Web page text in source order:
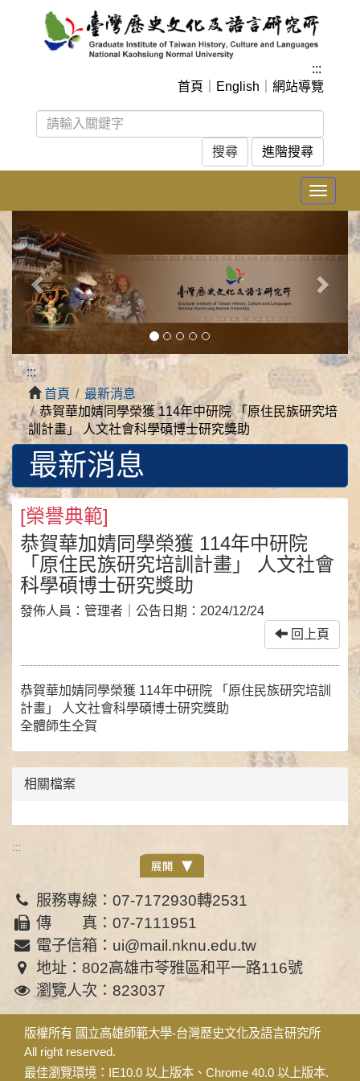
:::
首頁
English 網站導覽
進階搜尋
Toggle
上
一
張
一
張
:::
首頁
最新消息
恭賀華加婧同學榮獲 114年中研院 「原住民族研究培
訓計畫」 人文社會科學碩博士研究獎助
最新消息
[榮譽典範]
恭賀華加婧同學榮獲 114年中研院
「原住民族研究培訓計畫」 人文社會
科學碩博士研究獎助
發佈人員： 管理者 ｜公告日期： 2024/12/24
回上頁
恭賀華加婧同學榮獲 114年中研院 「原住民族研究培訓
計畫」 人文社會科學碩博士研究獎助
全體師生仝賀
相關檔案
:::
服務專線：07-7172930轉2531
傳 真：07-7111951
電子信箱：ui@mail.nknu.edu.tw
地址：802高雄市苓雅區和平一路116號
瀏覽人次：823037
版權所有 國立高雄師範大學-台灣歷史文化及語言研究所
All right reserved.
最佳瀏覽環境：IE10.0 以上版本、Chrome 40.0 以上版本.